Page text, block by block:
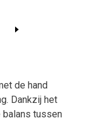
de hand
Dankzij het
tussen